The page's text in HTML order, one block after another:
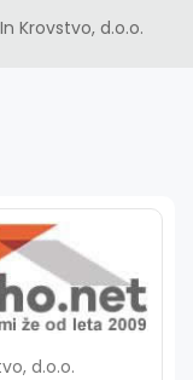
Krovstvo, d.o.o.
d.o.o.